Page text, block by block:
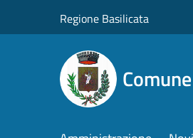
Regione Basilicata